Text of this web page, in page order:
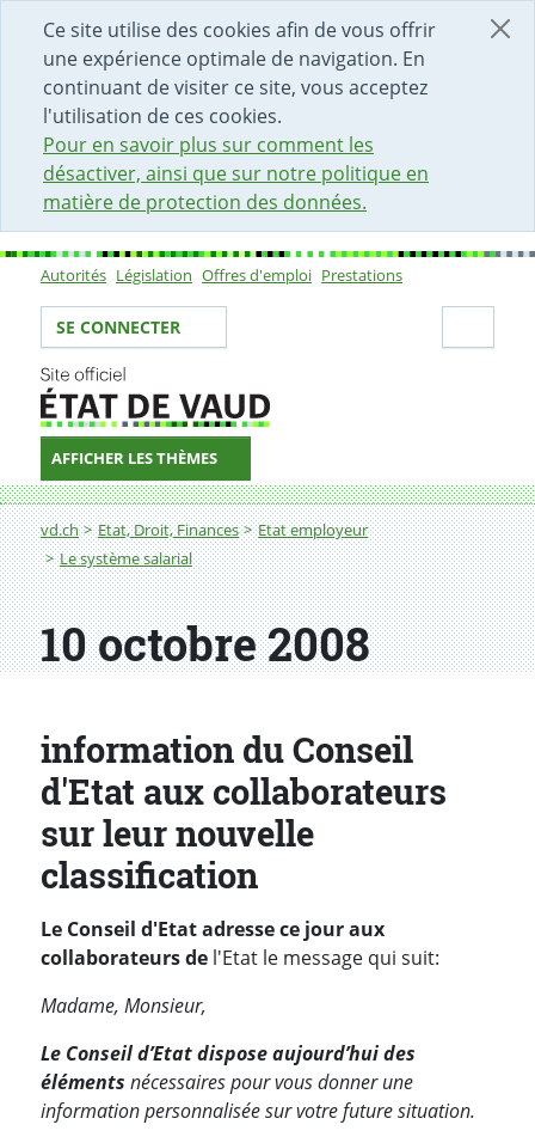
Ce site utilise des cookies afin de vous offrir
une expérience optimale de navigation. En
continuant de visiter ce site, vous acceptez
l'utilisation de ces cookies.
Pour en savoir plus sur comment les
désactiver, ainsi que sur notre politique en
matière de protection des données.
DÉBUT DU CONTENU DE LA PAGE
ACCÈS AU CHAMP DE RECHERCHE
PAGE D'ACCUEIL
FORMULAIRE DE CONTACT
Sous-navigation
Autorités Législation Offres d'emploi Prestations
Votre identité
SE CONNECTER
AFFICHER LES THÈMES
Fil d'Ariane
vd.ch Etat, Droit, Finances
Etat employeur
Le système salarial
10 octobre 2008
information du Conseil
d'Etat aux collaborateurs
sur leur nouvelle
classification
Le Conseil d'Etat adresse ce jour aux
collaborateurs de l'Etat le message qui suit:
Madame, Monsieur,
Le Conseil d’Etat dispose aujourd’hui des
éléments nécessaires pour vous donner une
information personnalisée sur votre future situation.